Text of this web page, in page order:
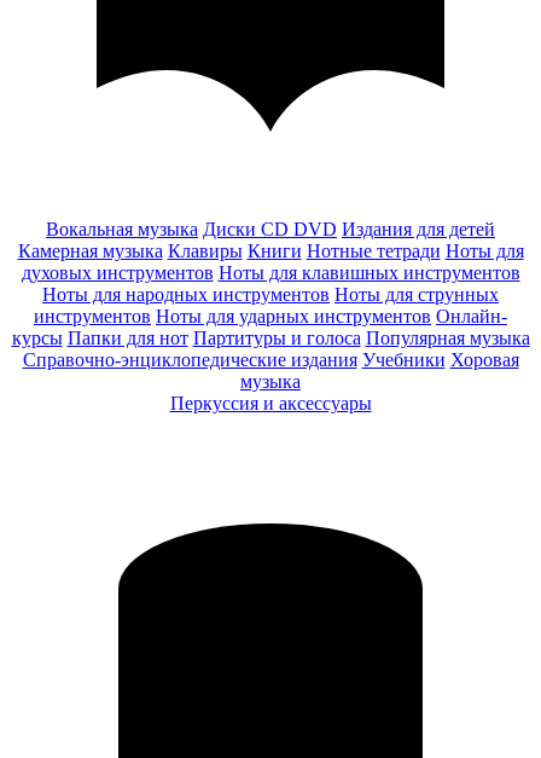
Вокальная музыка Диски CD DVD Издания для детей
Камерная музыка Клавиры Книги Нотные тетради Ноты для
духовых инструментов Ноты для клавишных инструментов
Ноты для народных инструментов Ноты для струнных
инструментов Ноты для ударных инструментов Онлайн-
курсы Папки для нот Партитуры и голоса Популярная музыка
Справочно-энциклопедические издания Учебники Хоровая
музыка
Перкуссия и аксессуары